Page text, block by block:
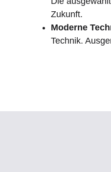
Zukunft.
Moderne
Technik.